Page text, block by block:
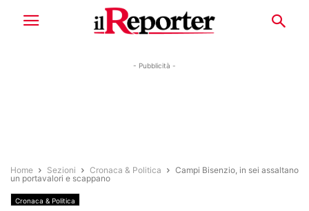
- Pubblicità -
Home Sezioni Cronaca & Politica
Campi Bisenzio, in sei assaltano
un portavalori e scappano
Cronaca & Politica